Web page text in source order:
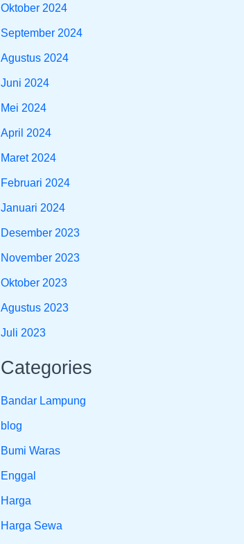
Oktober 2024
September 2024
Agustus 2024
Juni 2024
Mei 2024
April 2024
Maret 2024
Februari 2024
Januari 2024
Desember 2023
November 2023
Oktober 2023
Agustus 2023
Juli 2023
Categories
Bandar Lampung
blog
Bumi Waras
Enggal
Harga
Harga Sewa